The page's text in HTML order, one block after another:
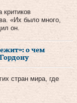
критиков
«Их было много,
он.
о чем
стран мира, где